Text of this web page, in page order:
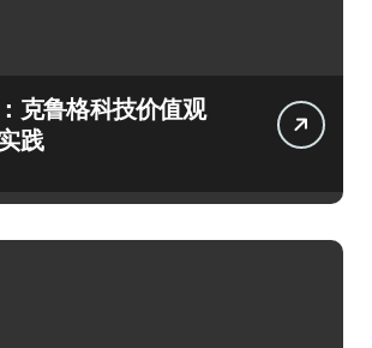
克鲁格科技价值观
践